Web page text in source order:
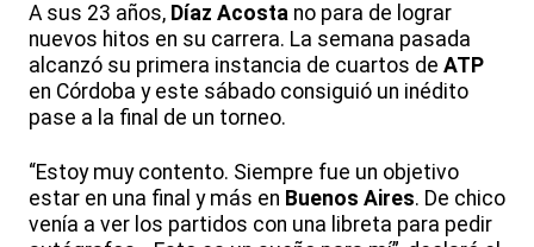
A sus 23 años, Díaz Acosta no para de lograr
nuevos hitos en su carrera. La semana pasada
alcanzó su primera instancia de cuartos de ATP
en Córdoba y este sábado consiguió un inédito
pase a la final de un torneo.
“Estoy muy contento. Siempre fue un objetivo
estar en una final y más en Buenos Aires. De chico
venía a ver los partidos con una libreta para pedir